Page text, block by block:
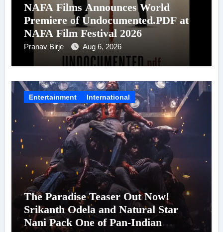
NAFA Films Announces World
Premiere of Undocumented.PDF at
NAFA Film Festival 2026
Pranav Birje Aug 6, 2026
Entertainment International
The Paradise Teaser Out Now!
Srikanth Odela and Natural Star
Nani Pack One of Pan-Indian